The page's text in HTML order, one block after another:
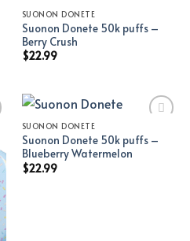
SUONON DONETE
Suonon Donete 50k puffs –
Berry Crush
$22.99
Add to wishlist
SUONON DONETE
Suonon Donete 50k puffs –
Blueberry Watermelon
$22.99